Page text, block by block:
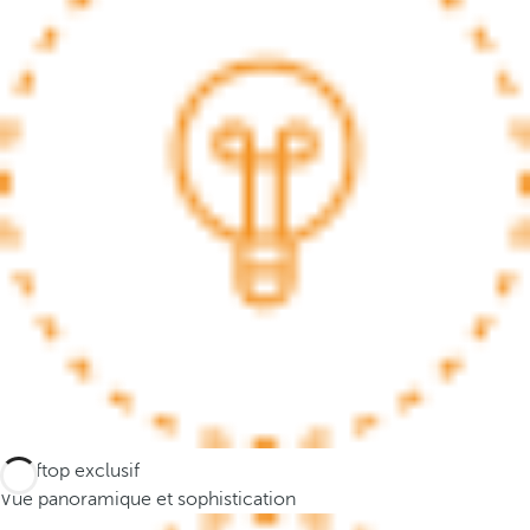
t
e
r
e
n
t
e
h
e
Rooftop exclusif
Vue panoramique et sophistication